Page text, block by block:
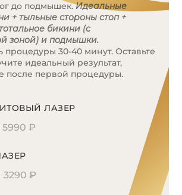
идеальное тело за 1 час!
бедра + голени + колени +
с перианальной зоной +
+ подбородок + верхняя
на комплексную эпиляцию
ЛАЗЕР
10290 ₽
5490 ₽